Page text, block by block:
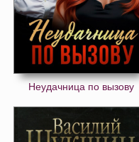
Неудачница по вызову